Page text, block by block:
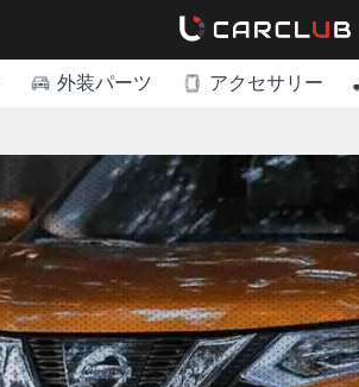
外装パーツ アクセサリー